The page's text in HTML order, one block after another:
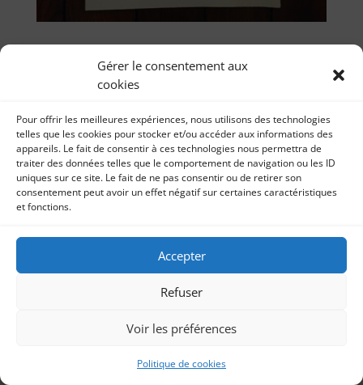
Gérer le consentement aux
cookies
Pour offrir les meilleures expériences, nous utilisons des technologies
telles que les cookies pour stocker et/ou accéder aux informations des
appareils. Le fait de consentir à ces technologies nous permettra de
traiter des données telles que le comportement de navigation ou les ID
uniques sur ce site. Le fait de ne pas consentir ou de retirer son
consentement peut avoir un effet négatif sur certaines caractéristiques
et fonctions.
Accepter
Refuser
Voir les préférences
Politique de cookies
talent – 18ème du mois – Fév 2020
Sonia Imbert|
Coup de coeur Sonia Imbert 9 février 2020 Pour la
produits façonnés dans la capitale, en...